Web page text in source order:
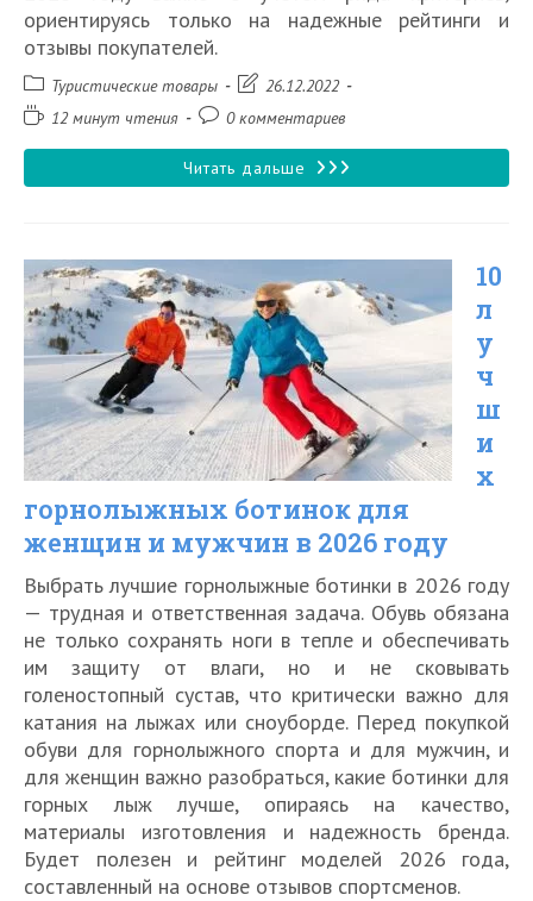
ориентируясь только на надежные рейтинги и
отзывы покупателей.
Рубрика
записи:
Туристические товары
Запись26.12.2022
Время12 минут чтения
Комментарии
записи:
0 комментариев
Читать дальше 15
лыж
в
2026
году
по
обзорам
и
отзывам
10
л
у
ч
ш
и
х
горнолыжных ботинок для
женщин и мужчин в 2026 году
Выбрать лучшие горнолыжные ботинки в 2026 году
— трудная и ответственная задача. Обувь обязана
не только сохранять ноги в тепле и обеспечивать
им защиту от влаги, но и не сковывать
голеностопный сустав, что критически важно для
катания на лыжах или сноуборде. Перед покупкой
обуви для горнолыжного спорта и для мужчин, и
для женщин важно разобраться, какие ботинки для
горных лыж лучше, опираясь на качество,
материалы изготовления и надежность бренда.
Будет полезен и рейтинг моделей 2026 года,
составленный на основе отзывов спортсменов.